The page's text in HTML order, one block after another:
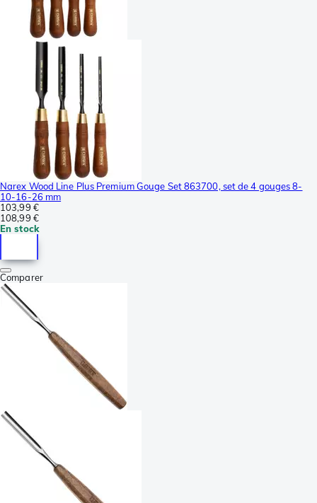
Narex Wood Line Plus Premium Gouge Set 863700, set de 4 gouges 8-
10-16-26 mm
103,99 €
108,99 €
En stock
Comparer